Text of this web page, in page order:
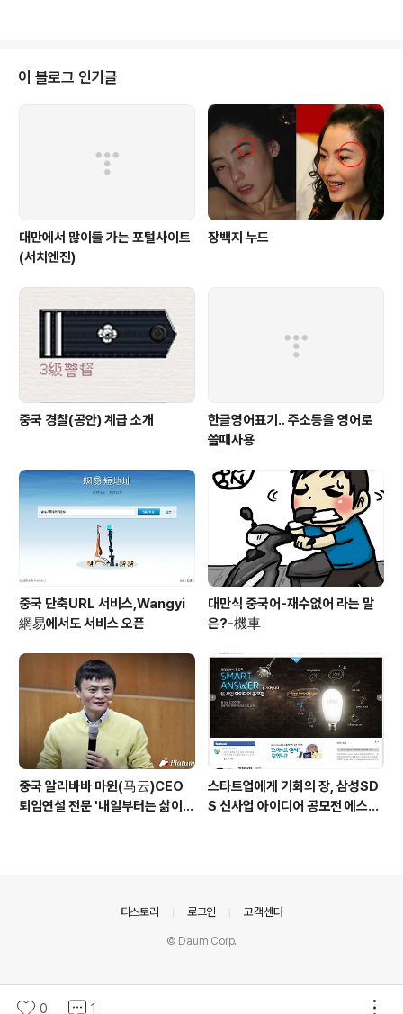
진의 노출 부위를 팔괘로 가리면서 八卦가 가십이라는 뜻
으로 쓰이게 되었다고 한다. 2. 대부분의 가십이 남녀사이
의 애증사가 대부분이어서 음효(陰爻)와 양효(陽爻) 가 서
로 어우러져 괘를 이루어 팔괘와 같다고 여겨 八卦가 가십
이 블로그 인기글
대만에서 많이들 가는 포털사이트
(서치엔진)
장백지 누드
중국 경찰(공안) 계급 소개
한글영어표기.. 주소등을 영어로
쓸때사용
중국 단축URL 서비스,Wangyi
網易에서도 서비스 오픈
대만식 중국어-재수없어 라는 말
은?-機車
중국 알리바바 마윈(马云)CEO
퇴임연설 전문 '내일부터는 삶이
스타트업에게 기회의 장, 삼성SD
S 신사업 아이디어 공모전 에스젠
0 1
티스토리 로그인 고객센터
© Daum Corp.